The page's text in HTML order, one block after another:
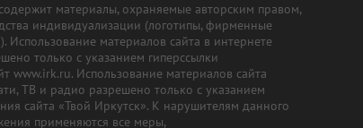
материалы, охраняемые авторским правом,
индивидуализации (логотипы, фирменные
Использование материалов сайта в интернете
только с указанием гиперссылки
www.irk.ru. Использование материалов сайта
ТВ и радио разрешено только с указанием
сайта «Твой Иркутск». К нарушителям данного
применяются все меры,